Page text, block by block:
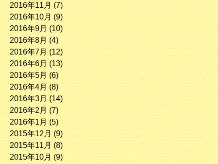
2016年11月 (7)
2016年10月 (9)
2016年9月 (10)
2016年8月 (4)
2016年7月 (12)
2016年6月 (13)
2016年5月 (6)
2016年4月 (8)
2016年3月 (14)
2016年2月 (7)
2016年1月 (5)
2015年12月 (9)
2015年11月 (8)
2015年10月 (9)